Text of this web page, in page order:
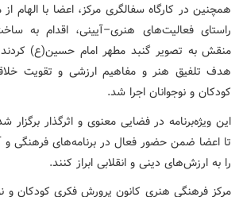
همچنین در کارگاه سفالگری مرکز، اعضا با الهام
راستای فعالیت‌های هنری–آیینی، اقدام به
منقش به تصویر گنبد مطهر امام حسین(ع)
هدف تلفیق هنر و مفاهیم ارزشی و تقویت
کودکان و نوجوانان اجرا شد.
این ویژه‌برنامه در فضایی معنوی و اثرگذار
تا اعضا ضمن حضور فعال در برنامه‌های فرهنگی و
را به ارزش‌های دینی و انقلابی ابراز کنند.
مرکز فرهنگی هنری کانون پرورش فکری کودکان و